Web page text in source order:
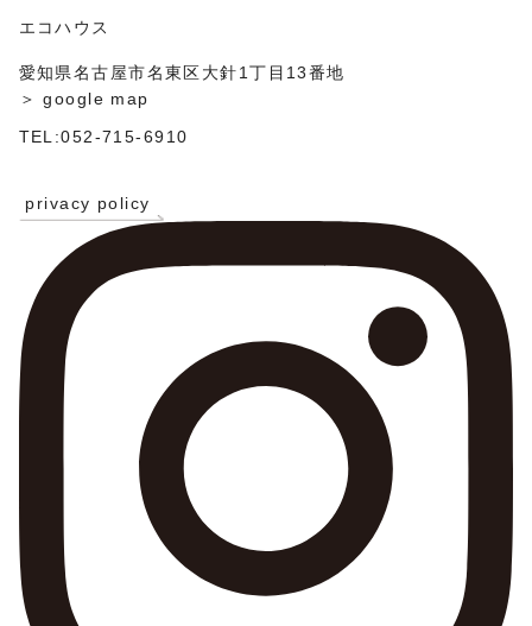
エコハウス
愛知県名古屋市名東区大針1丁目13番地
＞ google map
TEL:052-715-6910
privacy policy